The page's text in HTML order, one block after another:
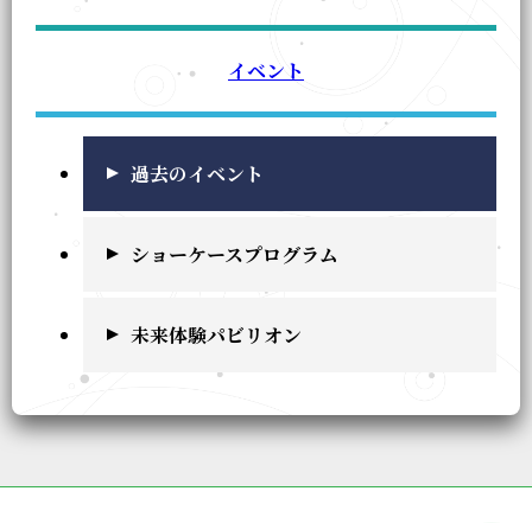
イベント
過去のイベント
ショーケースプログラム
未来体験パビリオン